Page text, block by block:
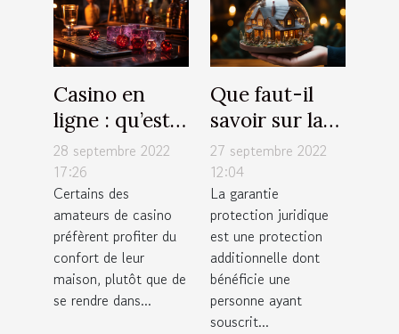
Casino en
ligne : qu’est-
ce qu’il faut
savoir sur les
techniques de
jeu ?
28 septembre 2022
17:26
Certains des
amateurs de casino
préfèrent profiter du
confort de leur
maison, plutôt que de
se rendre dans...
Que faut-il
savoir sur la
garantie
protection
juridique pour
votre
assurance
habitation ?
27 septembre 2022
12:04
La garantie
protection juridique
est une protection
additionnelle dont
bénéficie une
personne ayant
souscrit...